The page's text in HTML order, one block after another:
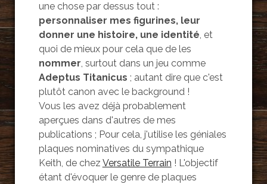
une chose par dessus tout :
personnaliser mes figurines, leur
donner une histoire, une identité, et
quoi de mieux pour cela que de les
nommer, surtout dans un jeu comme
Adeptus Titanicus ; autant dire que c'est
plutôt canon avec le background !
Vous les avez déjà probablement
aperçues dans d'autres de mes
publications ; Pour cela, j'utilise les géniales
plaques nominatives du sympathique
Keith, de chez Versatile Terrain ! L'objectif
étant d'évoquer le genre de plaques